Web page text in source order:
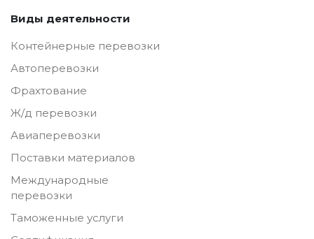
Виды деятельности
Контейнерные перевозки
Автоперевозки
Фрахтование
Ж/д перевозки
Авиаперевозки
Поставки материалов
Международные
перевозки
Таможенные услуги